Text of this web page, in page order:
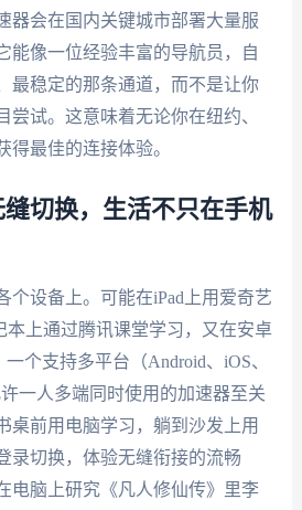
器会在国内关键城市部署大量服
能像一位经验丰富的导航员，自
最稳定的那条通道，而不是让你
尝试。这意味着无论你在纽约、
得最佳的连接体验。
切换，生活不只在手机
个设备上。可能在iPad上用爱奇艺
本上通过腾讯课堂学习，又在安卓
个支持多平台（Android、iOS、
一人多端同时使用的加速器至关
桌前用电脑学习，躺到沙发上用
录切换，体验无缝衔接的流畅
电脑上研究《凡人修仙传》里李